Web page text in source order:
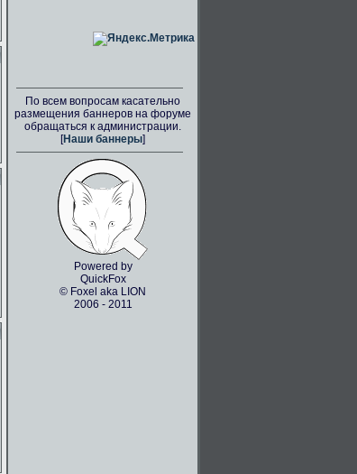
По всем вопросам касательно
размещения баннеров на форуме
обращаться к администрации.
[Наши баннеры]
Powered by
QuickFox
© Foxel aka LION
2006 - 2011